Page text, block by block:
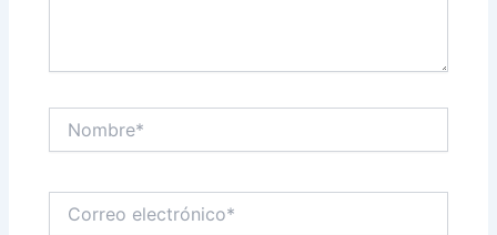
electrónico*